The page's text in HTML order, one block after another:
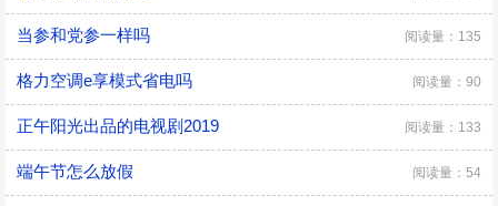
当参和党参一样吗 阅读量：135
格力空调e享模式省电吗 阅读量：90
正午阳光出品的电视剧2019 阅读量：133
端午节怎么放假 阅读量：54